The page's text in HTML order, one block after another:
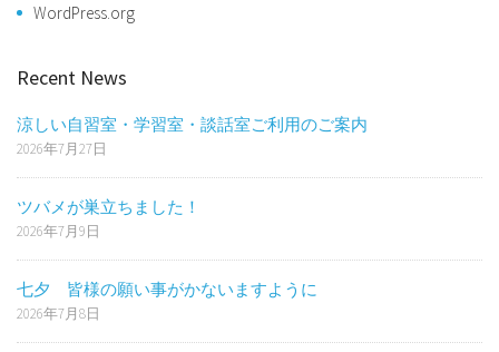
WordPress.org
Recent News
涼しい自習室・学習室・談話室ご利用のご案内
2026年7月27日
ツバメが巣立ちました！
2026年7月9日
七夕 皆様の願い事がかないますように
2026年7月8日